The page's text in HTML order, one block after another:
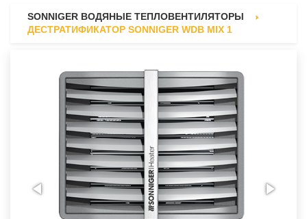
SONNIGER ВОДЯНЫЕ ТЕПЛОВЕНТИЛЯТОРЫ
ДЕСТРАТИФИКАТОР SONNIGER WDB MIX 1